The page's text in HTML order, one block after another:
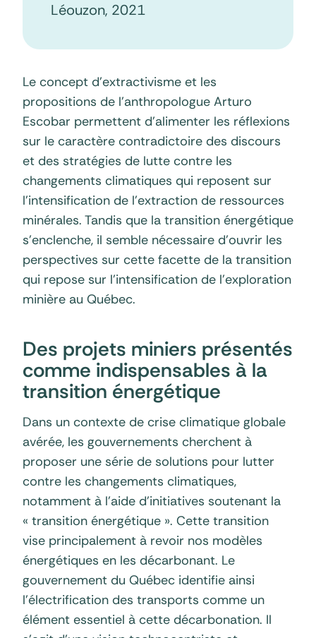
Léouzon, 2021
Le concept d’extractivisme et les
propositions de l’anthropologue Arturo
Escobar permettent d’alimenter les réflexions
sur le caractère contradictoire des discours
et des stratégies de lutte contre les
changements climatiques qui reposent sur
l’intensification de l’extraction de ressources
minérales. Tandis que la transition énergétique
s’enclenche, il semble nécessaire d’ouvrir les
perspectives sur cette facette de la transition
qui repose sur l’intensification de l’exploration
minière au Québec.
Des projets miniers présentés
comme indispensables à la
transition énergétique
Dans un contexte de crise climatique globale
avérée, les gouvernements cherchent à
proposer une série de solutions pour lutter
contre les changements climatiques,
notamment à l’aide d’initiatives soutenant la
« transition énergétique ». Cette transition
vise principalement à revoir nos modèles
énergétiques en les décarbonant. Le
gouvernement du Québec identifie ainsi
l’électrification des transports comme un
élément essentiel à cette décarbonation. Il